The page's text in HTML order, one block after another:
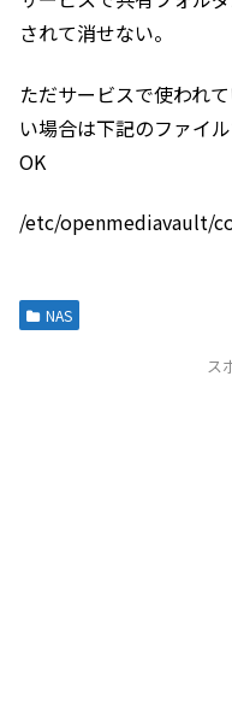
されて消せない。
ただサービスで使われ
い場合は下記のファイ
OK
/etc/openmediavault/
NAS
ス